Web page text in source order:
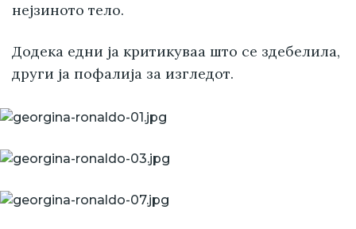
нејзиното тело.
Додека едни ја критикуваа што се здебелила,
други ја пофалија за изгледот.